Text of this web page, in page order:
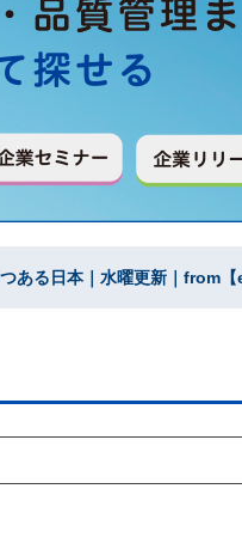
ある日本｜水曜更新｜from【